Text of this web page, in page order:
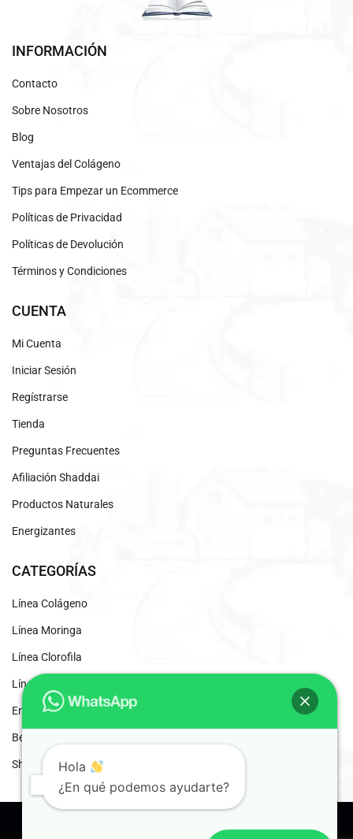
INFORMACIÓN
Contacto
Sobre Nosotros
Blog
Ventajas del Colágeno
Tips para Empezar un Ecommerce
Políticas de Privacidad
Políticas de Devolución
Términos y Condiciones
CUENTA
Mi Cuenta
Iniciar Sesión
Regístrarse
Tienda
Preguntas Frecuentes
Afiliación Shaddai
Productos Naturales
Energizantes
CATEGORÍAS
Línea Colágeno
Línea Moringa
Línea Clorofila
Línea Desintoxicantes
Energizante Natural
Beneficios del Café Liofilizado
Shaddai Inscripción
© 2024 Shaddai. Distribuidores Independientes.
Hola
¿En qué podemos ayudarte?